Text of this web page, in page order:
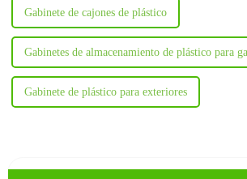
Gabinete de cajones de plástico
Gabinetes de almacenamiento de plástico para
Gabinete de plástico para exteriores